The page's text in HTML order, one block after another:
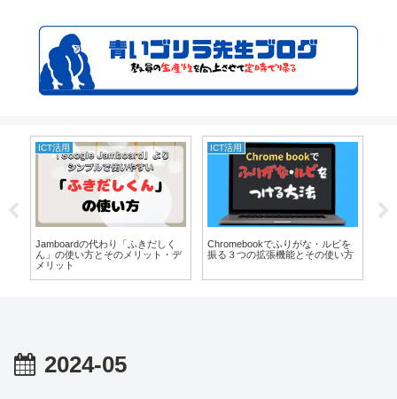
ICT活用
Jamboardの代わり「ふきだしく
ん」の使い方とそのメリット・デ
メリット
ICT活用
Chromebookでふりがな・ルビを
振る３つの拡張機能とその使い方
2024-05